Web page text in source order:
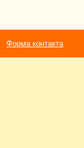
Форма контакта